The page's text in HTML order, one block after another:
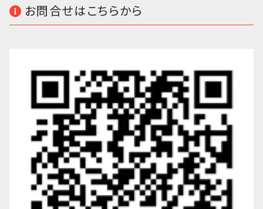
お問合せはこちらから